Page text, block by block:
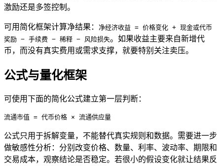
激励还是多签控制。
可用简化框架计算净结果： 净经济收益 = 价格变化 + 现金或代币
奖励 − 手续费 − 稀释 − 风险损失。如果收益主要来自新增代
币，而没有真实费用或需求支撑，就要特别关注卖压。
公式与量化框架
可使用下面的简化公式建立第一层判断：
流通市值 = 代币价格 × 流通供应量
公式只用于拆解变量，不能替代真实规则和数据。需要进一步
做敏感性分析：分别改变价格、数量、利率、波动率、期限和
交易成本，观察结论是否稳定。若很小的假设变化就让结果反